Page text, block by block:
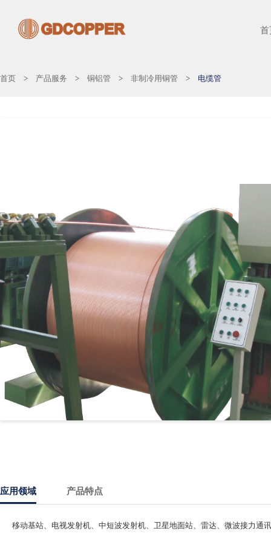
首
首页 > 产品服务 > 铜铝管 > 非制冷用铜管 > 电缆管
应用领域 产品特点
移动基站、电视发射机、中短波发射机、卫星地面站、雷达、微波接力通